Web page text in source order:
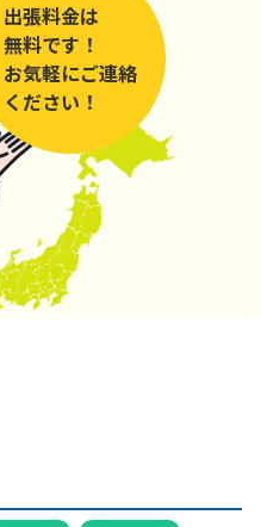
出張料金は
無料です！
お気軽にご連絡
ください！